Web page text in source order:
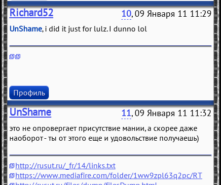
Richard52 10, 09 Января 11 11:29
UnShame, i did it just for lulz. I dunno lol
Профиль
UnShame 11, 09 Января 11 11:32
это не опровергает присутствие мании, а скорее даже
наоборот - ты от этого еще и удовольствие получаешь)
http://rusut.ru/_fr/14/links.txt
https://www.mediafire.com/folder/1ww9zpl63q2pc/RT